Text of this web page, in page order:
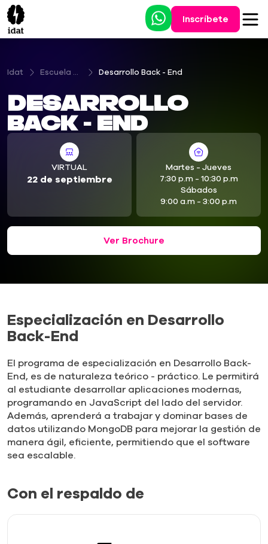
Inscríbete
Idat Escuela Digital Tecnológica Desarrollo Back - End
Desarrollo
Back - End
VIRTUAL
22 de septiembre
Martes - Jueves
7:30 p.m - 10:30 p.m
Sábados
9:00 a.m - 3:00 p.m
Ver Brochure
Especialización en Desarrollo
Back-End
El programa de especialización en Desarrollo Back-
End, es de naturaleza teórico - práctico. Le permitirá
al estudiante desarrollar aplicaciones modernas,
programando en JavaScript del lado del servidor.
Además, aprenderá a trabajar y dominar bases de
datos utilizando MongoDB para mejorar la gestión de
manera ágil, eficiente, permitiendo que el software
sea escalable.
Con el respaldo de